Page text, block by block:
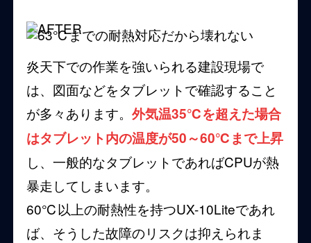
炎天下での作業を強いられる建設現場で
は、図面などをタブレットで確認すること
が多々あります。外気温35℃を超えた場合
はタブレット内の温度が50～60℃まで上昇
し、一般的なタブレットであればCPUが熱
暴走してしまいます。
60℃以上の耐熱性を持つUX-10Liteであれ
ば、そうした故障のリスクは抑えられま